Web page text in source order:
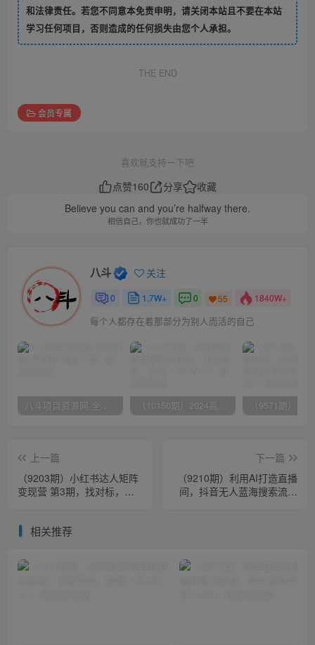
和法律责任。若您不同意本免责申明，请关闭本站且不要在本站
学习任何项目，否则造成的任何损失由您个人承担。
THE END
会员专属
喜欢就支持一下吧
点赞160 分享
收藏
Believe you can and you’re halfway there.
相信自己，你也就成功了一半
八斗 关注
0 1.7W+ 0 55 1840W+
每个人都存在着那部分为别人而活的自己
八斗项目资源网 全网正品VIP课程 无损下载~ （10150期）2024高考项目野路子玩法，无限裂变，最高一天1W＋！
上一篇
（9203期）小红书达人矩阵
变现营 第3期，找对标，快
下一篇
（9210期）利用AI打造直播
间，抖音无人蓝海搜索流，
相关推荐